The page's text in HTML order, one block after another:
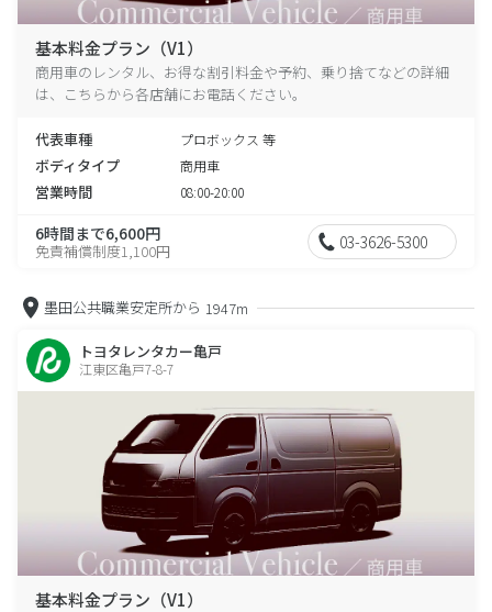
基本料金プラン（V1）
商用車のレンタル、お得な割引料金や予約、乗り捨てなどの詳細
は、こちらから各店舗にお電話ください。
代表車種 プロボックス 等
ボディタイプ 商用車
営業時間 08:00-20:00
6時間まで6,600円
免責補償制度1,100円 03-3626-5300
墨田公共職業安定所から 1947m
トヨタレンタカー亀戸
江東区亀戸7-8-7
基本料金プラン（V1）